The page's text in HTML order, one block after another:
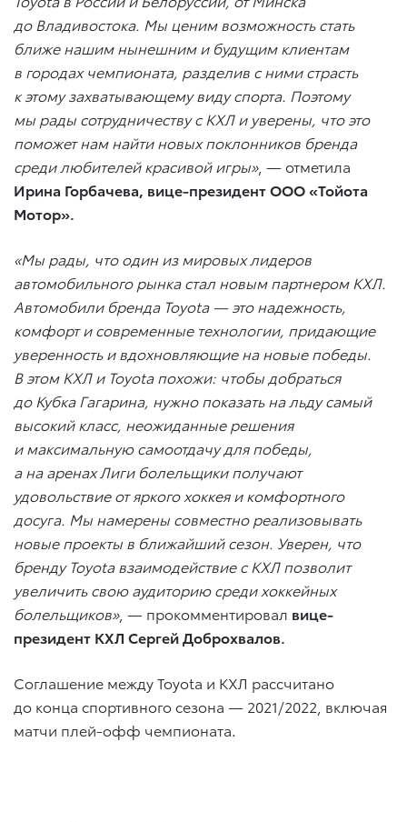
до Владивостока. Мы ценим возможность стать
ближе нашим нынешним и будущим клиентам
в городах чемпионата, разделив с ними страсть
к этому захватывающему виду спорта. Поэтому
мы рады сотрудничеству с КХЛ и уверены, что это
поможет нам найти новых поклонников бренда
среди любителей красивой игры», — отметила
Ирина Горбачева, вице-президент ООО «Тойота
Мотор».
«Мы рады, что один из мировых лидеров
автомобильного рынка стал новым партнером КХЛ.
Автомобили бренда Toyota — это надежность,
комфорт и современные технологии, придающие
уверенность и вдохновляющие на новые победы.
В этом КХЛ и Toyota похожи: чтобы добраться
до Кубка Гагарина, нужно показать на льду самый
высокий класс, неожиданные решения
и максимальную самоотдачу для победы,
а на аренах Лиги болельщики получают
удовольствие от яркого хоккея и комфортного
досуга. Мы намерены совместно реализовывать
новые проекты в ближайший сезон. Уверен, что
бренду Toyota взаимодействие с КХЛ позволит
увеличить свою аудиторию среди хоккейных
болельщиков», — прокомментировал вице-
президент КХЛ Сергей Доброхвалов.
Соглашение между Toyota и КХЛ рассчитано
до конца спортивного сезона — 2021/2022, включая
матчи плей-офф чемпионата.